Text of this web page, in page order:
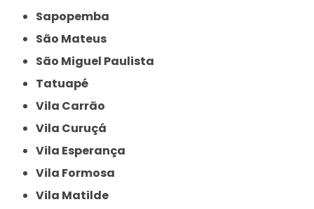
Sapopemba
São Mateus
São Miguel Paulista
Tatuapé
Vila Carrão
Vila Curuçá
Vila Esperança
Vila Formosa
Vila Matilde